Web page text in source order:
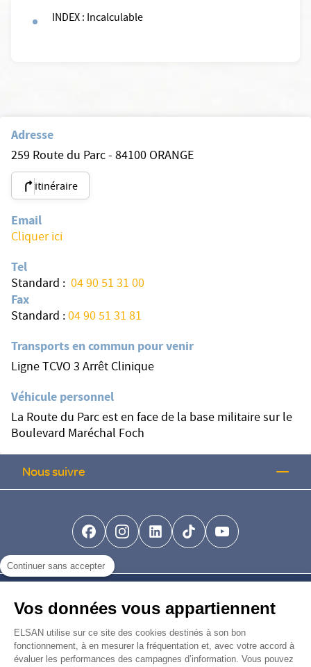
Continuer sans accepter
Vos données vous appartiennent
ELSAN utilise sur ce site des cookies destinés à son bon
fonctionnement, à en mesurer la fréquentation et, avec votre accord à
évaluer les performances des campagnes d’information. Vous pouvez
INDEX : Incalculable
Adresse
259 Route du Parc - 84100 ORANGE
itinéraire
Email
Cliquer ici
Tel
Standard : 04 90 51 31 00
Fax
Standard :04 90 51 31 81
Transports en commun pour venir
Ligne TCVO 3 Arrêt Clinique
Véhicule personnel
La Route du Parc est en face de la base militaire sur le
Boulevard Maréchal Foch
Nous suivre
facebook-brands
instagramlinkedin-brands
tiktok-brands
youtube
Nous rejoindre
Devenir fournisseur